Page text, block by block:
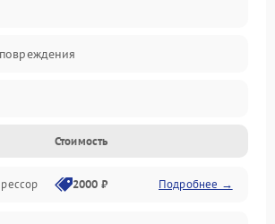
Стоимость
2000 ₽ Подробнее →